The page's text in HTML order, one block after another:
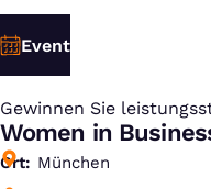
Event
Gewinnen Sie
:
Women in
Ort
München